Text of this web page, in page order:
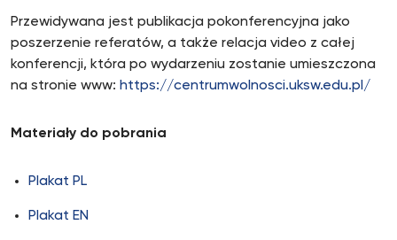
Przewidywana jest publikacja pokonferencyjna jako
poszerzenie referatów, a także relacja video z całej
konferencji, która po wydarzeniu zostanie umieszczona
na stronie www: https://centrumwolnosci.uksw.edu.pl/
Materiały do pobrania
Plakat PL
Plakat EN